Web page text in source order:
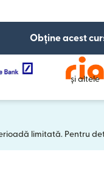
Obține acest
și altele
limitată. Pentru